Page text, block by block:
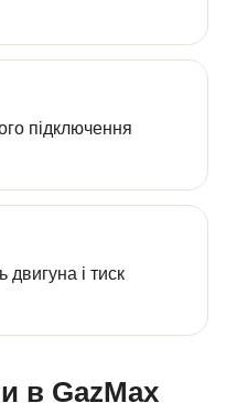
підключення
двигуна і тиск
в GazMax